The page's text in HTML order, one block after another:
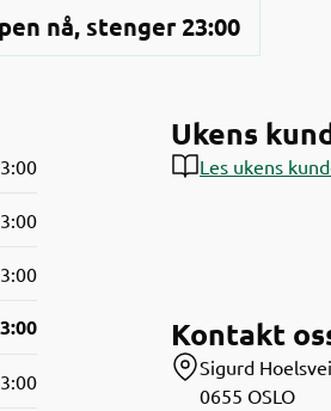
nå, stenger 23:00
Ukens
Les ukens
Kontakt
Sigurd
0655 OSLO